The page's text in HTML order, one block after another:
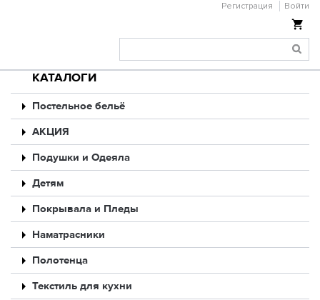
Регистрация Войти
КАТАЛОГИ
Постельное бельё
АКЦИЯ
Подушки и Одеяла
Детям
Покрывала и Пледы
Наматрасники
Полотенца
Текстиль для кухни